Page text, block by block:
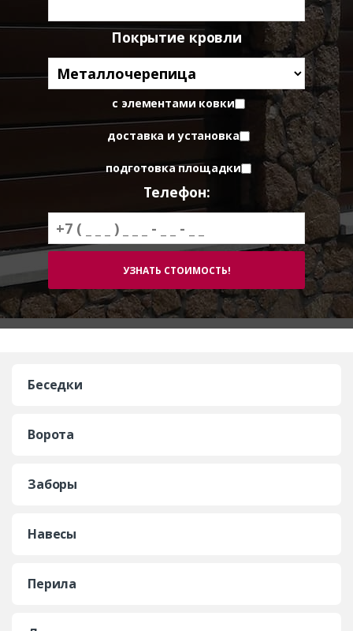
Покрытие кровли
с элементами ковки
доставка и установка
подготовка площадки
Телефон:
Беседки
Ворота
Заборы
Навесы
Перила